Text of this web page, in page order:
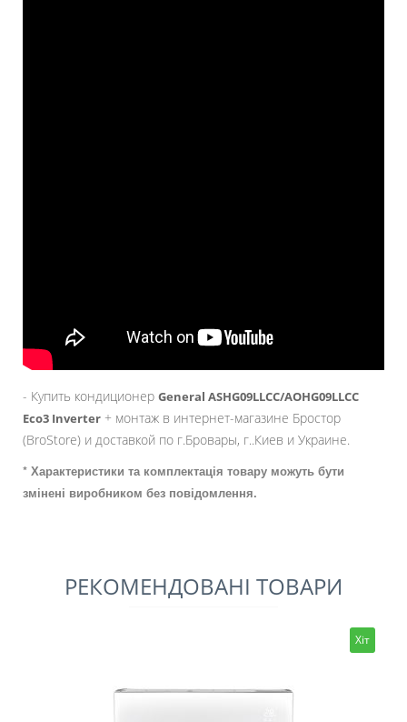
- Купить кондиционер General ASHG09LLCC/AOHG09LLCC
Eco3 Inverter + монтаж в интернет-магазине Бростор
(BroStore) и доставкой по г.Бровары, г..Киев и Украине.
* Характеристики та комплектація товару можуть бути
змінені виробником без повідомлення.
РЕКОМЕНДОВАНІ ТОВАРИ
Хіт